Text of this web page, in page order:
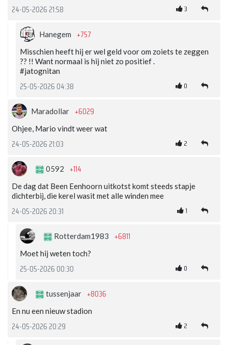
24-05-2026 21:58 3
Hanegem +757
Misschien heeft hij er wel geld voor om zoiets te zeggen
?? !! Want normaal is hij niet zo positief .
#jatognitan
25-05-2026 04:38 0
Maradollar +6029
Ohjee, Mario vindt weer wat
24-05-2026 21:03 2
0592 +114
De dag dat Been Eenhoorn uitkotst komt steeds stapje
dichterbij, die kerel wasit met alle winden mee
24-05-2026 20:31 1
Rotterdam1983 +6811
Moet hij weten toch?
25-05-2026 00:30 0
tussenjaar +8036
En nu een nieuw stadion
24-05-2026 20:29 2